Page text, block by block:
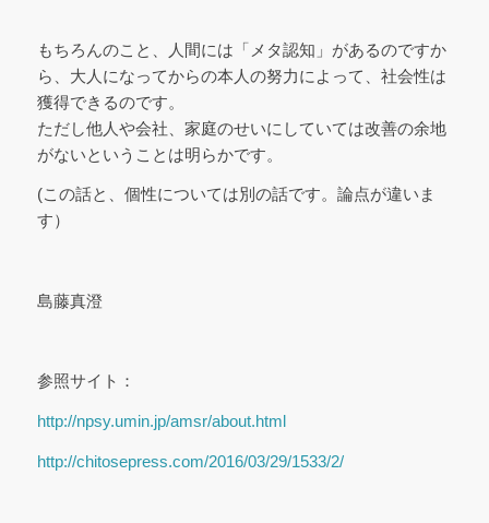
もちろんのこと、人間には「メタ認知」があるのですか
ら、大人になってからの本人の努力によって、社会性は
獲得できるのです。
ただし他人や会社、家庭のせいにしていては改善の余地
がないということは明らかです。
(この話と、個性については別の話です。論点が違いま
す）
島藤真澄
参照サイト：
http://npsy.umin.jp/amsr/about.html
http://chitosepress.com/2016/03/29/1533/2/